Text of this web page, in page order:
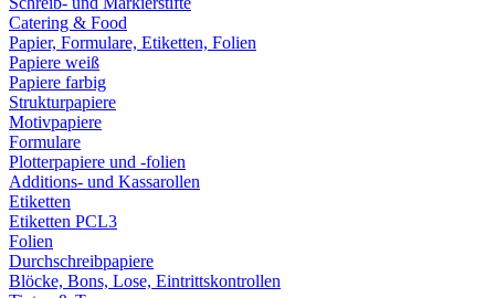
Catering & Food
Papier, Formulare, Etiketten, Folien
Papiere weiß
Papiere farbig
Strukturpapiere
Motivpapiere
Formulare
Plotterpapiere und -folien
Additions- und Kassarollen
Etiketten
Etiketten PCL3
Folien
Durchschreibpapiere
Blöcke, Bons, Lose, Eintrittskontrollen